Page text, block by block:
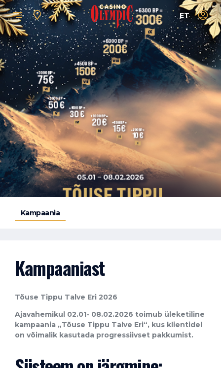
ET
Kampaania
Kampaaniast
Tõuse Tippu Talve Eri 2026
Ajavahemikul 02.01- 08.02.2026 toimub üleketiline
kampaania „Tõuse Tippu Talve Eri“, kus klientidel
on võimalik kasutada progressiivset pakkumist.